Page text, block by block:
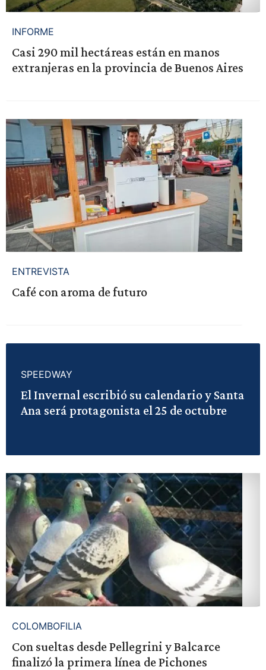
INFORME
Casi 290 mil hectáreas están en manos
extranjeras en la provincia de Buenos Aires
ENTREVISTA
Café con aroma de futuro
SPEEDWAY
El Invernal escribió su calendario y Santa
Ana será protagonista el 25 de octubre
COLOMBOFILIA
Con sueltas desde Pellegrini y Balcarce
finalizó la primera línea de Pichones